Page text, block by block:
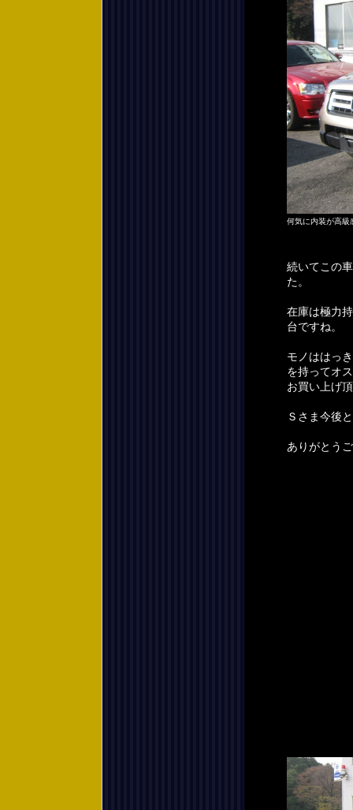
何気に内装が高級
続いてこの
た。
在庫は極力
台ですね。
モノははっ
を持ってオ
お買い上げ
Ｓさま今後
ありがとう